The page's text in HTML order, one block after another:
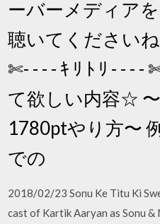
ーバーメディア
聴いてください
✄- - - - ｷ ﾘ ﾄ ﾘ - - -
て欲しい内容☆
1780ptやり方〜
での
2018/02/23 Sonu Ke Titu Ki
cast of Kartik Aaryan as Sonu &